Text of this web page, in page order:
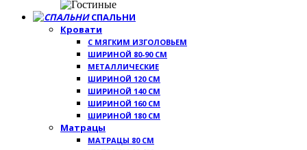
СПАЛЬНИ
Кровати
С МЯГКИМ ИЗГОЛОВЬЕМ
ШИРИНОЙ 80-90 СМ
МЕТАЛЛИЧЕСКИЕ
ШИРИНОЙ 120 СМ
ШИРИНОЙ 140 СМ
ШИРИНОЙ 160 СМ
ШИРИНОЙ 180 СМ
Матрацы
МАТРАЦЫ 80 СМ